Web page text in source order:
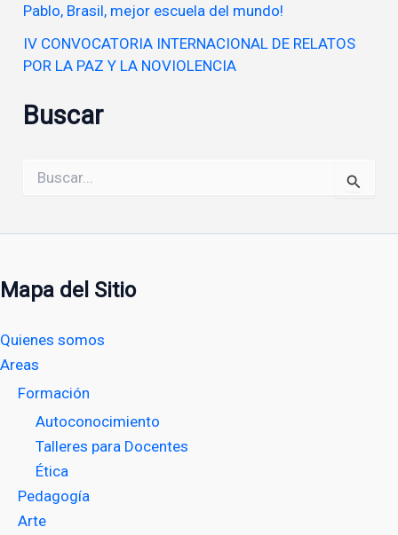
Pablo, Brasil, mejor escuela del mundo!
IV CONVOCATORIA INTERNACIONAL DE RELATOS
POR LA PAZ Y LA NOVIOLENCIA
Buscar
por:
Mapa del Sitio
Quienes somos
Areas
Formación
Autoconocimiento
Talleres para Docentes
Ética
Pedagogía
Arte